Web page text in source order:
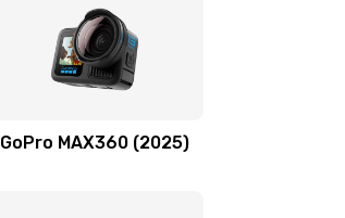
GoPro MAX360 (2025)